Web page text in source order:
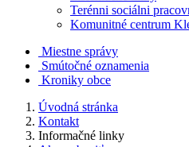
Terénni sociálni
Komunitné centrum
Miestne správy
Smútočné oznamenia
Kroniky obce
Úvodná stránka
Kontakt
Informačné linky